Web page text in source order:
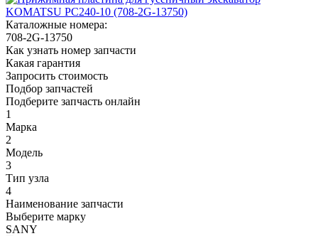
Каталожные номера:
708-2G-13750
Как узнать номер запчасти
Какая гарантия
Запросить стоимость
Подбор запчастей
Подберите запчасть онлайн
1
Марка
2
Модель
3
Тип узла
4
Наименование запчасти
Выберите марку
SANY